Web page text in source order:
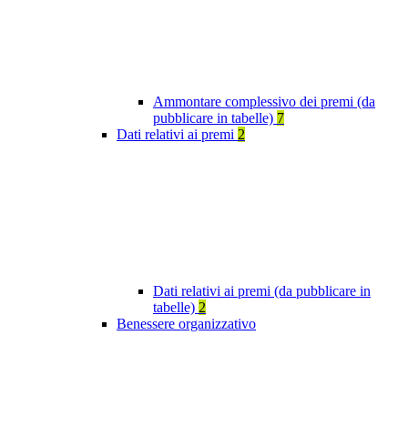
Ammontare complessivo dei premi (da
pubblicare in tabelle) 7
Dati relativi ai premi 2
Dati relativi ai premi (da pubblicare in
tabelle) 2
Benessere organizzativo